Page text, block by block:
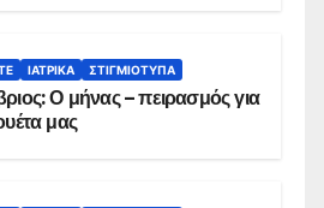
ΙΑΤΡΙΚΆ ΣΤΙΓΜΙΌΤΥΠΑ
Ο μήνας – πειρασμός για
μας